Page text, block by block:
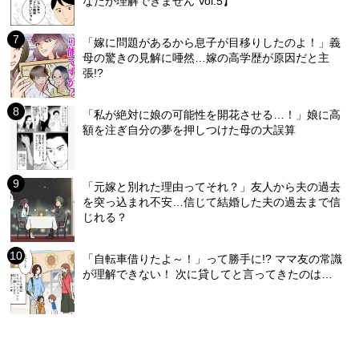
「嫁に問題があるから息子が目移りしたのよ！」義
母の驚きの見解に唖然…嫁の高学歴が原因だと主
張!?
「私が絶対に娘の可能性を開花させる…！」娘に高
額を注ぎ自分の夢を押しつけた母の大誤算
「元嫁と別れた理由ってそれ？」友人から夫の過去
を突っ込まれ不安…信じて結婚した夫の過去まで信
じれる？
「自転車借りたよ～！」って勝手に!? ママ友の常識
が理解できない！ 次に貸してと言ってきたのは…